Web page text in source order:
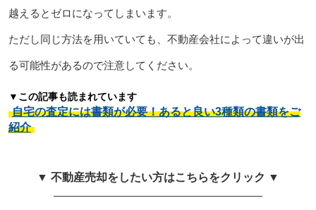
越えるとゼロになってしまいます。
ただし同じ方法を用いていても、不動産会社によって違いが出
る可能性があるので注意してください。
▼この記事も読まれています
自宅の査定には書類が必要！あると良い3種類の書類をご
紹介
▼ 不動産売却をしたい方はこちらをクリック ▼